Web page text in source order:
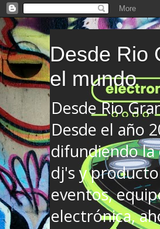
Desde Rio
el mundo
Desde Rio
Desde el año
difundiendo
dj's y
eventos,
electrónica,